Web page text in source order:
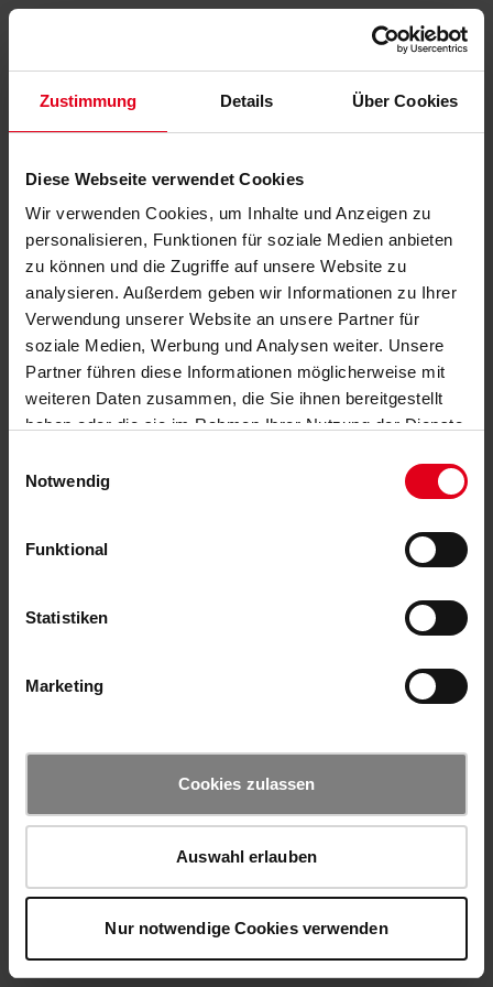
Zustimmung Details Über Cookies
Diese Webseite verwendet Cookies
Wir verwenden Cookies, um Inhalte und Anzeigen zu
personalisieren, Funktionen für soziale Medien anbieten
zu können und die Zugriffe auf unsere Website zu
analysieren. Außerdem geben wir Informationen zu Ihrer
Verwendung unserer Website an unsere Partner für
soziale Medien, Werbung und Analysen weiter. Unsere
Partner führen diese Informationen möglicherweise mit
weiteren Daten zusammen, die Sie ihnen bereitgestellt
haben oder die sie im Rahmen Ihrer Nutzung der Dienste
Notwendig
Funktional
Statistiken
Marketing
Cookies zulassen
Auswahl erlauben
Nur notwendige Cookies verwenden